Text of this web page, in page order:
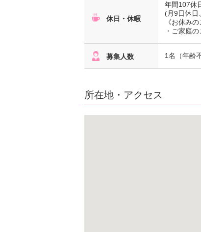
休日・休暇
年間107休
(月9日休日
《お休み
・ご家庭
募集人数 1名（年齢
所在地・アクセス